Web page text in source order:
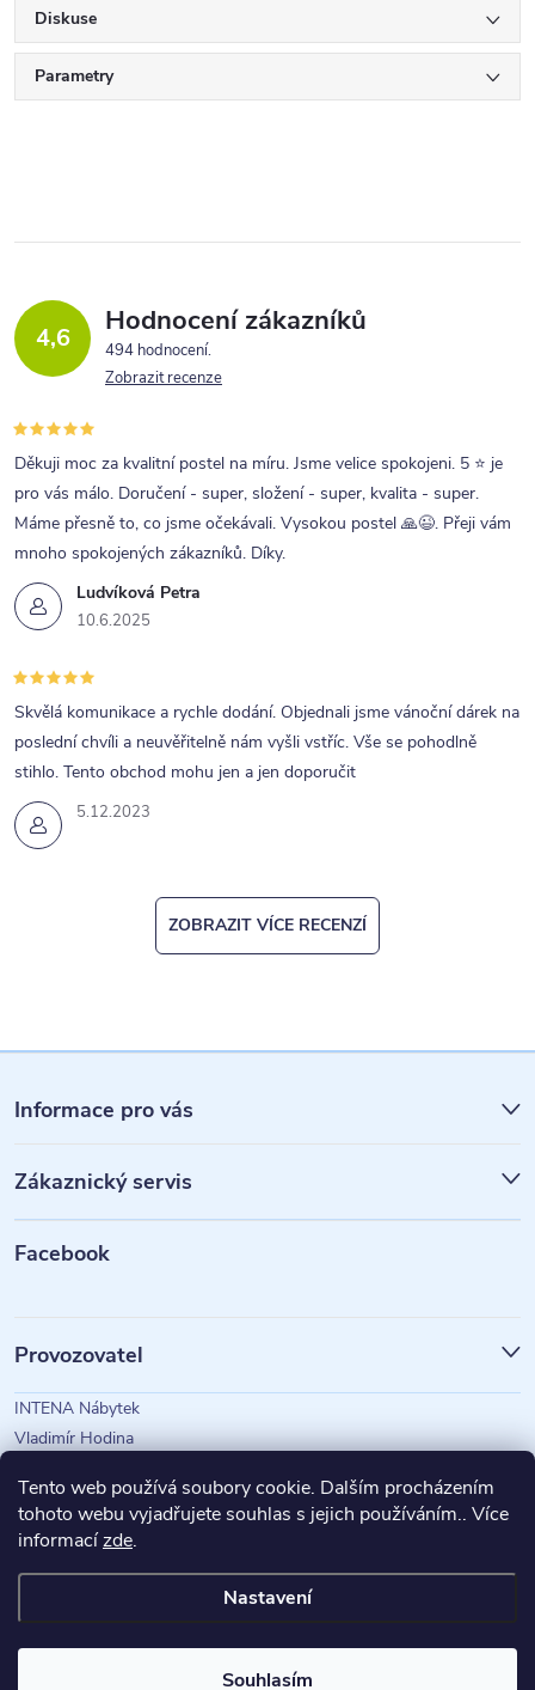
Tento web používá soubory cookie. Dalším procházením
tohoto webu vyjadřujete souhlas s jejich používáním.. Více
informacízde.
Nastavení
Souhlasím
Diskuse
Parametry
4,6 Hodnocení zákazníků
494 hodnocení
Zobrazit recenze
Ludvíková Petra
10.6.2025
Děkuji moc za kvalitní postel na míru. Jsme velice spokojeni. 5 ⭐ je
pro vás málo. Doručení - super, složení - super, kvalita - super.
Máme přesně to, co jsme očekávali. Vysokou postel 🙏😉. Přeji vám
mnoho spokojených zákazníků. Díky.
5.12.2023
Skvělá komunikace a rychle dodání. Objednali jsme vánoční dárek na
poslední chvíli a neuvěřitelně nám vyšli vstříc. Vše se pohodlně
stihlo. Tento obchod mohu jen a jen doporučit
ZOBRAZIT VÍCE RECENZÍ
á
p
a
Informace pro vás
Zákaznický servis
Facebook
Provozovatel
INTENA Nábytek
Vladimír Hodina
Copyright 2026INTENA Nábytek. Všechna práva vyhrazena.